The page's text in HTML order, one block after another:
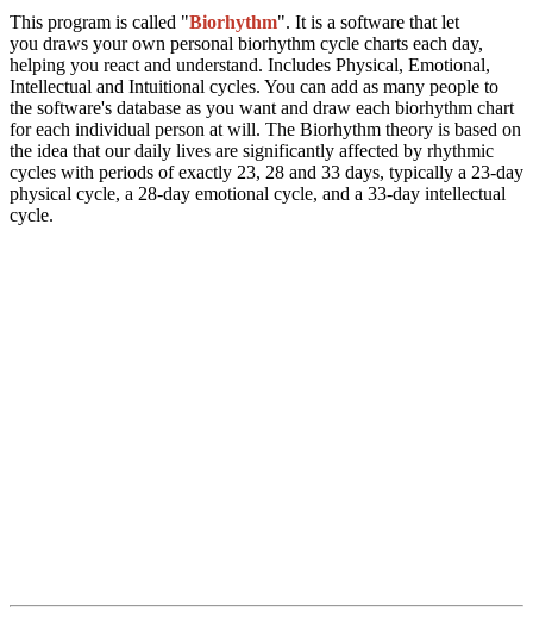
This program is called "Biorhythm". It is a software that let
you draws your own personal biorhythm cycle charts each day,
helping you react and understand. Includes Physical, Emotional,
Intellectual and Intuitional cycles. You can add as many people to
the software's database as you want and draw each biorhythm chart
for each individual person at will. The Biorhythm theory is based on
the idea that our daily lives are significantly affected by rhythmic
cycles with periods of exactly 23, 28 and 33 days, typically a 23-day
physical cycle, a 28-day emotional cycle, and a 33-day intellectual
cycle.